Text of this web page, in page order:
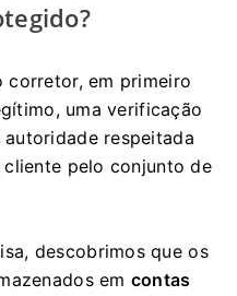
corretor, em primeiro
uma verificação
respeitada
pelo conjunto de
descobrimos que os
em contas